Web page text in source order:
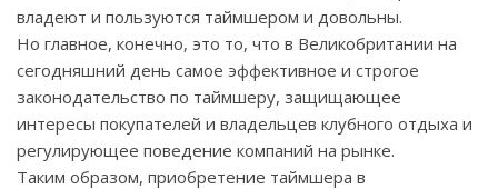
владеют и пользуются таймшером и довольны.
Но главное, конечно, это то, что в Великобритании на
сегодняшний день самое эффективное и строгое
законодательство по таймшеру, защищающее
интересы покупателей и владельцев клубного отдыха и
регулирующее поведение компаний на рынке.
Таким образом, приобретение таймшера в